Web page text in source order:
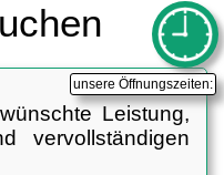
Leistung,
vervollständigen
unsere Öffnungszeiten: